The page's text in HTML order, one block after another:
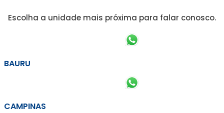
Escolha a unidade mais próxima para falar conosco.
BAURU
CAMPINAS